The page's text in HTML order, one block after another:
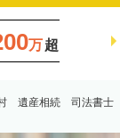
万超
遺産相続 司法書士